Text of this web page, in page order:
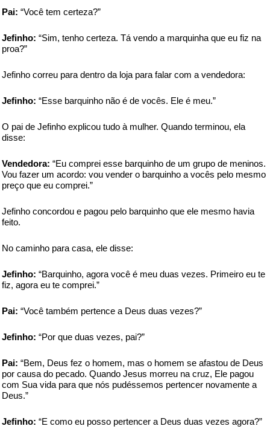
Pai: “Você tem certeza?”
Jefinho: “Sim, tenho certeza. Tá vendo a marquinha que eu fiz na
proa?”
Jefinho correu para dentro da loja para falar com a vendedora:
Jefinho: “Esse barquinho não é de vocês. Ele é meu.”
O pai de Jefinho explicou tudo à mulher. Quando terminou, ela
disse:
Vendedora: “Eu comprei esse barquinho de um grupo de meninos.
Vou fazer um acordo: vou vender o barquinho a vocês pelo mesmo
preço que eu comprei.”
Jefinho concordou e pagou pelo barquinho que ele mesmo havia
feito.
No caminho para casa, ele disse:
Jefinho: “Barquinho, agora você é meu duas vezes. Primeiro eu te
fiz, agora eu te comprei.”
Pai: “Você também pertence a Deus duas vezes?”
Jefinho: “Por que duas vezes, pai?”
Pai: “Bem, Deus fez o homem, mas o homem se afastou de Deus
por causa do pecado. Quando Jesus morreu na cruz, Ele pagou
com Sua vida para que nós pudéssemos pertencer novamente a
Deus.”
Jefinho: “E como eu posso pertencer a Deus duas vezes agora?”